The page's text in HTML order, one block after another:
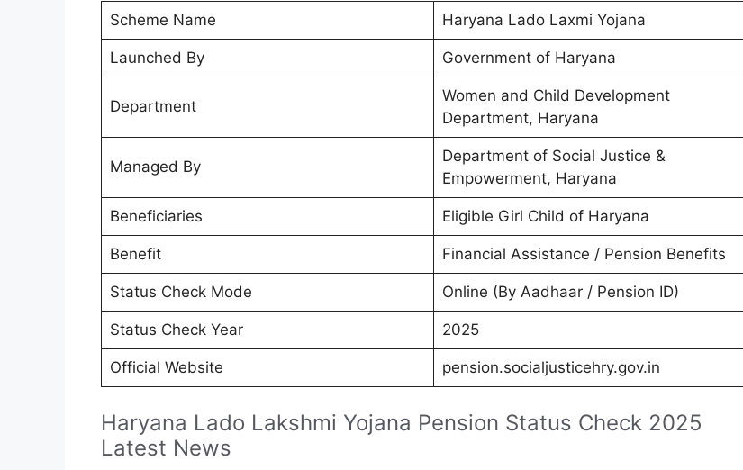
Scheme Name Haryana Lado Laxmi Yojana
Launched By Government of Haryana
Department
Women and Child Development
Department, Haryana
Managed By
Department of Social Justice &
Empowerment, Haryana
Beneficiaries Eligible Girl Child of Haryana
Benefit Financial Assistance / Pension Benefits
Status Check Mode Online (By Aadhaar / Pension ID)
Status Check Year 2025
Official Website pension.socialjusticehry.gov.in
Haryana Lado Lakshmi Yojana Pension Status Check 2025
Latest News